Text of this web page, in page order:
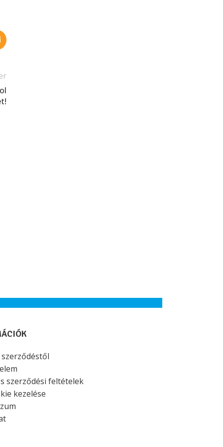
szerződéstől
szerződési feltételek
kezelése